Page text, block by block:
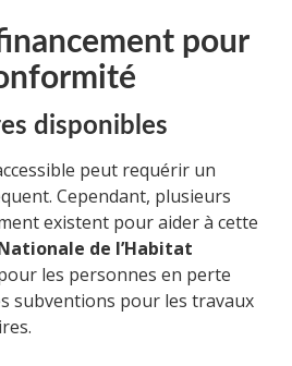
pour
disponibles
peut requérir un
Cependant, plusieurs
existent pour aider à cette
de l’Habitat
les personnes en perte
subventions pour les travaux